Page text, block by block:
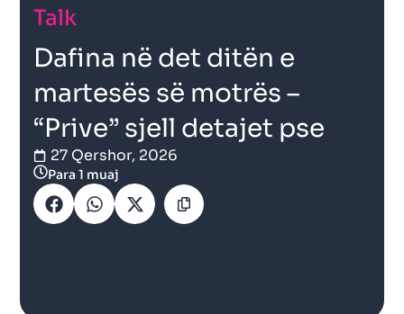
Talk
Dafina në det ditën e
martesës së motrës –
“Prive” sjell detajet pse
27 Qershor, 2026
Para 1 muaj